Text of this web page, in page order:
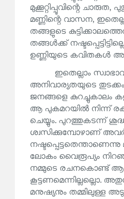
മുക്കൂറ്റിപ്പൂവിന്റെ
മണ്ണിന്റെ വാസന,
തങ്ങളുടെ
തങ്ങൾക്ക്
ഉണ്ണിയുടെ കവിതകൾ
ഇതെല്ലാം
അനിവാര്യതയുടെ തുടക്കം
ജനങ്ങളെ കുറച്ചുകാലം
ആ പുകമറയിൽ നിന്ന്
ചെയ്യും. പുറത്തുകടന്ന്
ശ്വസിക്കുമ്പോഴാണ്
നഷ്ടപ്പെട്ടതെന്താണെന്നു
ലോകം വൈരൂപ്യം
നമ്മുടെ രചനകൊണ്ട്
കൂട്ടണമെന്നില്ലല്ലൊ.
മനുഷ്യനും തമ്മിലുള്ള